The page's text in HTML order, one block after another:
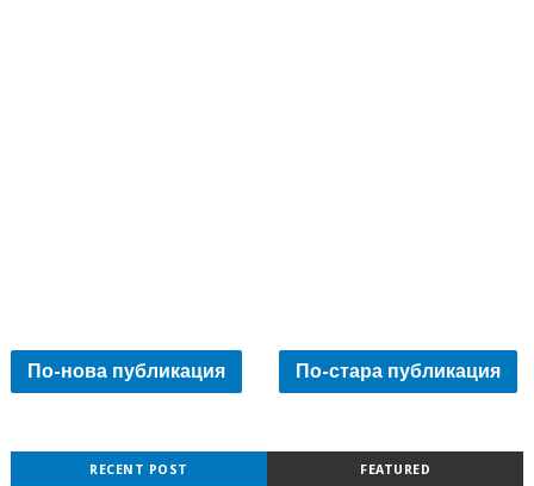
По-нова публикация По-стара публикация
RECENT POST FEATURED